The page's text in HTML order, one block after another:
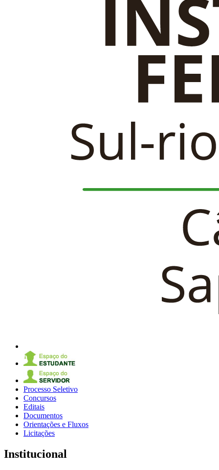
Processo Seletivo
Concursos
Editais
Documentos
Orientações e Fluxos
Licitações
Institucional